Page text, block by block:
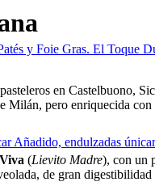
y Foie Gras. El Toque
Añadido, endulzadas
en Castelbuono,
Milán, pero enriquecida
(Lievito Madre), con un
de gran